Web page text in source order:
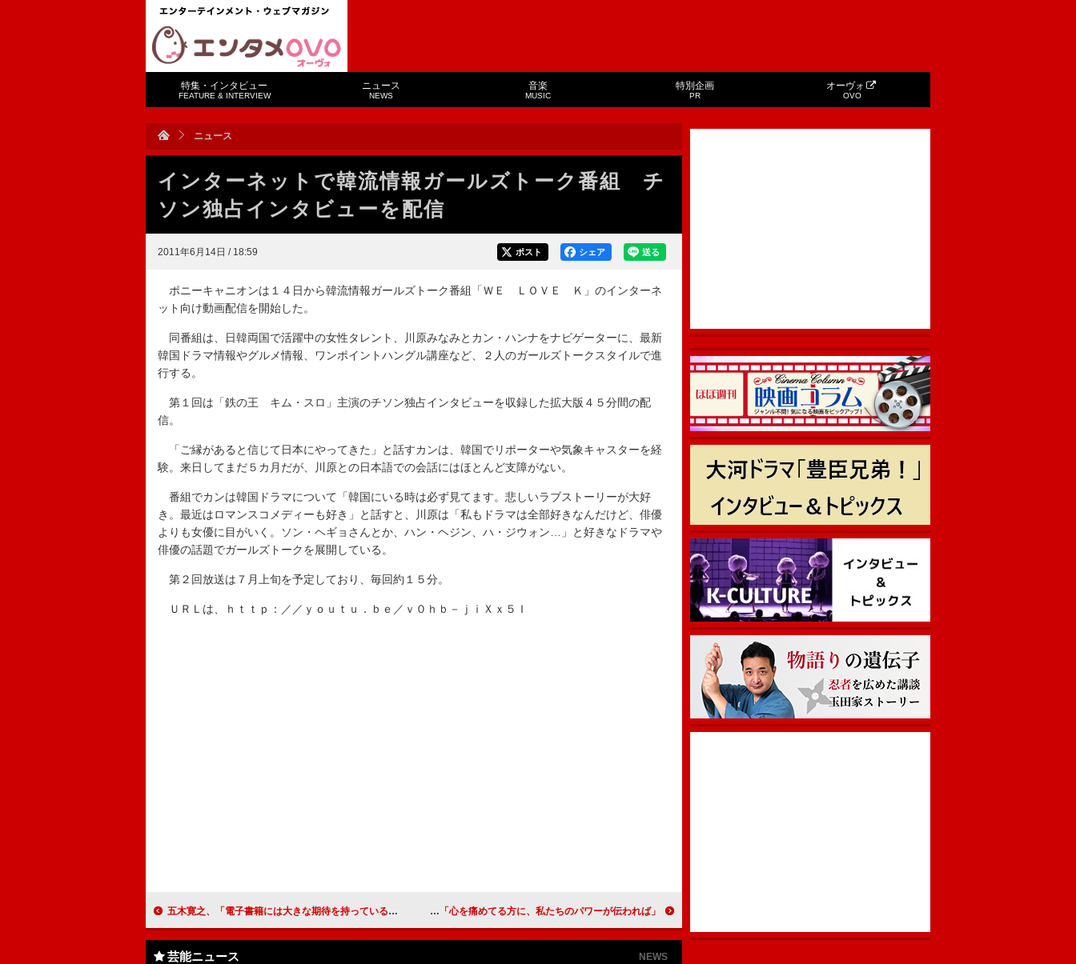
特集・インタビュー
FEATURE & INTERVIEW
ニュース
NEWS
音楽
MUSIC
特別企画
PR
オーヴォ
OVO
ニュース
インターネットで韓流情報ガールズトーク番組 チ
ソン独占インタビューを配信
2011年6月14日 / 18:59 送る
シェア
ポスト
ポニーキャニオンは１４日から韓流情報ガールズトーク番組「ＷＥ ＬＯＶＥ Ｋ」のインターネ
ット向け動画配信を開始した。
同番組は、日韓両国で活躍中の女性タレント、川原みなみとカン・ハンナをナビゲーターに、最新
韓国ドラマ情報やグルメ情報、ワンポイントハングル講座など、２人のガールズトークスタイルで進
行する。
第１回は「鉄の王 キム・スロ」主演のチソン独占インタビューを収録した拡大版４５分間の配
信。
「ご縁があると信じて日本にやってきた」と話すカンは、韓国でリポーターや気象キャスターを経
験。来日してまだ５カ月だが、川原との日本語での会話にはほとんど支障がない。
番組でカンは韓国ドラマについて「韓国にいる時は必ず見てます。悲しいラブストーリーが大好
き。最近はロマンスコメディーも好き」と話すと、川原は「私もドラマは全部好きなんだけど、俳優
よりも女優に目がいく。ソン・ヘギョさんとか、ハン・ヘジン、ハ・ジウォン…」と好きなドラマや
俳優の話題でガールズトークを展開している。
第２回放送は７月上旬を予定しており、毎回約１５分。
ＵＲＬは、ｈｔｔｐ：／／ｙｏｕｔｕ．ｂｅ／ｖ０ｈｂ－ｊｉＸｘ５Ｉ
五木寛之、「電子書籍には大きな期待を持っている」 電子書籍初の「作家の個人全集」がスタート ＡＫＢ４８らが若者に献血を訴え、ライブ 大島優子、「心を痛めてる方に、私たちのパワーが伝われば」
芸能ニュース NEWS